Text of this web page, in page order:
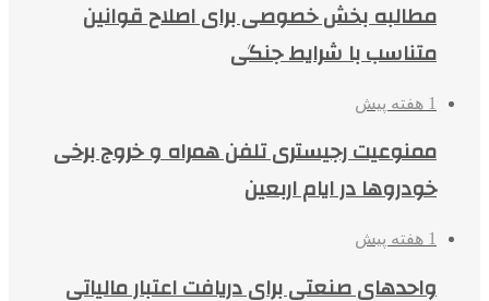
مطالبه بخش خصوصی برای اصلاح قوانین
متناسب با شرایط جنگی
1 هفته پیش
ممنوعیت رجیستری تلفن همراه و خروج برخی
خودروها در ایام اربعین
1 هفته پیش
واحدهای صنعتی برای دریافت اعتبار مالیاتی